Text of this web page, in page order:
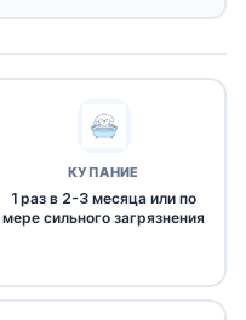
КУПАНИЕ
1 раз в 2-3 месяца или по
мере сильного загрязнения